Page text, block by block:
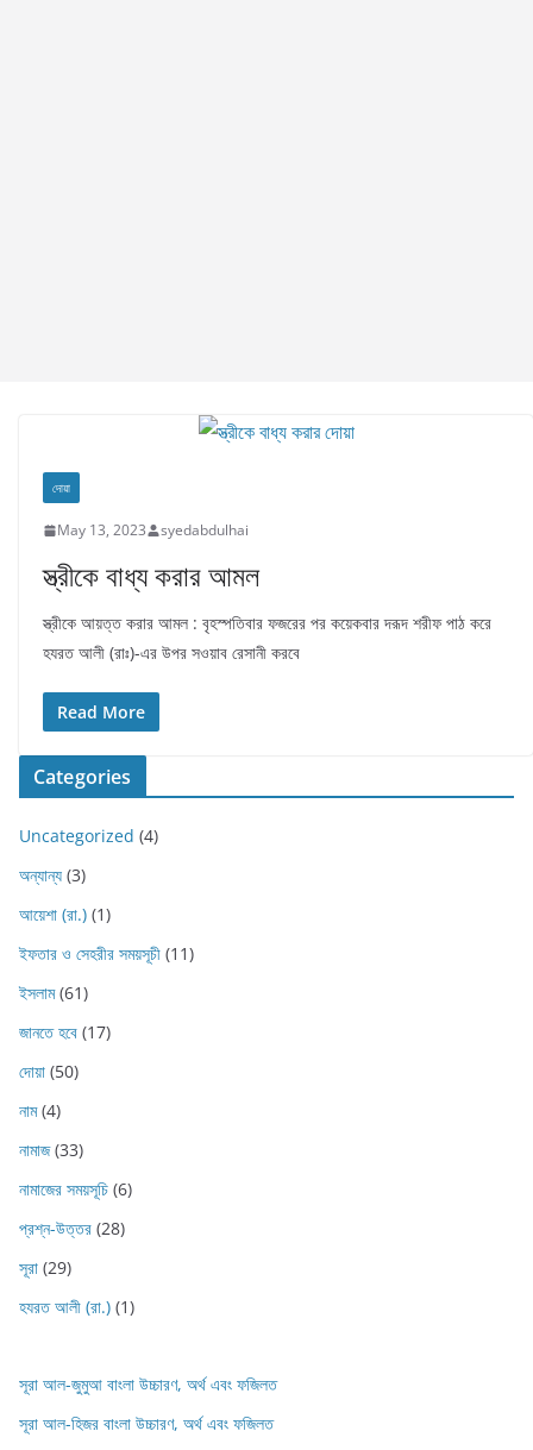
দোয়া
May 13, 2023 syedabdulhai
স্ত্রীকে বাধ্য করার আমল
স্ত্রীকে আয়ত্ত করার আমল : বৃহস্পতিবার ফজরের পর কয়েকবার দরূদ শরীফ পাঠ করে
হযরত আলী (রাঃ)-এর উপর সওয়াব রেসানী করবে
Read More
Categories
Uncategorized (4)
অন্যান্য (3)
আয়েশা (রা.) (1)
ইফতার ও সেহরীর সময়সূচী (11)
ইসলাম(61)
জানতে হবে (17)
দোয়া (50)
নাম(4)
নামাজ(33)
নামাজের সময়সূচি (6)
প্রশ্ন-উত্তর (28)
সূরা (29)
হযরত আলী (রা.) (1)
সূরা আল-জুমুআ বাংলা উচ্চারণ, অর্থ এবং ফজিলত
সূরা আল-হিজর বাংলা উচ্চারণ, অর্থ এবং ফজিলত